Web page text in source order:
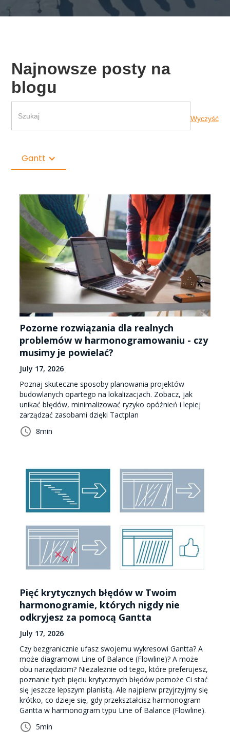
Najnowsze posty na
blogu
Wyczyść
Gantt
Pozorne rozwiązania dla realnych
problemów w harmonogramowaniu - czy
musimy je powielać?
July 17, 2026
Poznaj skuteczne sposoby planowania projektów
budowlanych opartego na lokalizacjach. Zobacz, jak
unikać błędów, minimalizować ryzyko opóźnień i lepiej
zarządzać zasobami dzięki Tactplan
8min
Pięć krytycznych błędów w Twoim
harmonogramie, których nigdy nie
odkryjesz za pomocą Gantta
July 17, 2026
Czy bezgranicznie ufasz swojemu wykresowi Gantta? A
może diagramowi Line of Balance (Flowline)? A może
obu narzędziom? Niezależnie od tego, które preferujesz,
poznanie tych pięciu krytycznych błędów pomoże Ci stać
się jeszcze lepszym planistą. Ale najpierw przyjrzyjmy się
krótko, co dzieje się, gdy przekształcisz harmonogram
Gantta w harmonogram typu Line of Balance (Flowline).
5min